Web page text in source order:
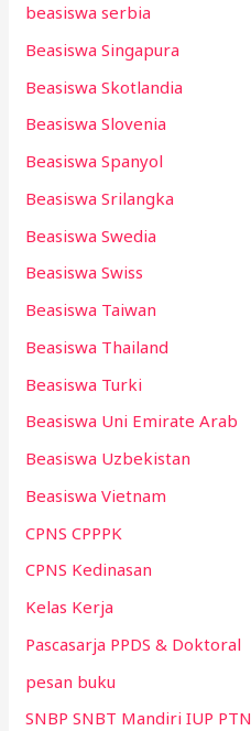
beasiswa serbia
Beasiswa Singapura
Beasiswa Skotlandia
Beasiswa Slovenia
Beasiswa Spanyol
Beasiswa Srilangka
Beasiswa Swedia
Beasiswa Swiss
Beasiswa Taiwan
Beasiswa Thailand
Beasiswa Turki
Beasiswa Uni Emirate Arab
Beasiswa Uzbekistan
Beasiswa Vietnam
CPNS CPPPK
CPNS Kedinasan
Kelas Kerja
Pascasarja PPDS & Doktoral
pesan buku
SNBP SNBT Mandiri IUP PTN